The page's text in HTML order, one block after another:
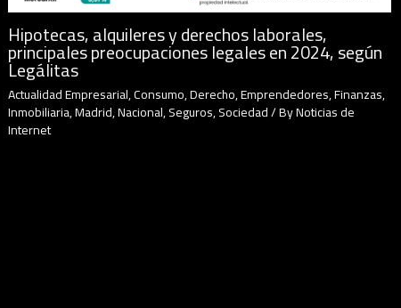
Hipotecas, alquileres y derechos laborales,
principales preocupaciones legales en 2024, según
Legálitas
Actualidad Empresarial,Consumo,Derecho,Emprendedores,Finanzas,
Inmobiliaria,Madrid,Nacional,Seguros,Sociedad/ ByNoticias de
Internet